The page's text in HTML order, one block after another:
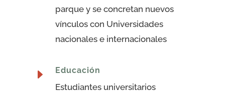
parque y se concretan nuevos
vínculos con Universidades
nacionales e internacionales
E Educación
Estudiantes universitarios